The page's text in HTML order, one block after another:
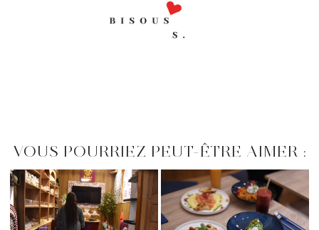
VOUS POURRIEZ PEUT-ÊTRE AIMER :